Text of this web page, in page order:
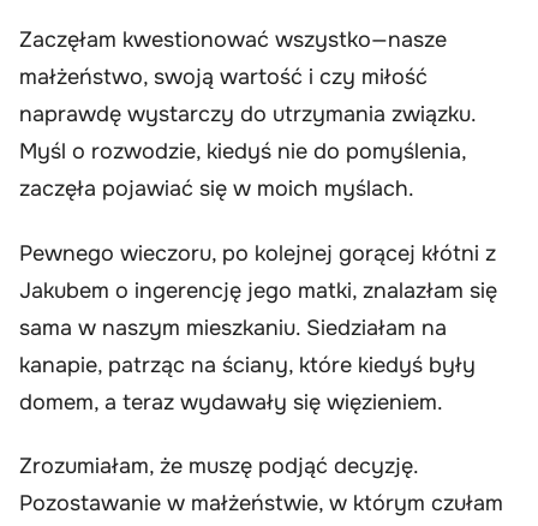
Zaczęłam kwestionować wszystko—nasze
małżeństwo, swoją wartość i czy miłość
naprawdę wystarczy do utrzymania związku.
Myśl o rozwodzie, kiedyś nie do pomyślenia,
zaczęła pojawiać się w moich myślach.
Pewnego wieczoru, po kolejnej gorącej kłótni z
Jakubem o ingerencję jego matki, znalazłam się
sama w naszym mieszkaniu. Siedziałam na
kanapie, patrząc na ściany, które kiedyś były
domem, a teraz wydawały się więzieniem.
Zrozumiałam, że muszę podjąć decyzję.
Pozostawanie w małżeństwie, w którym czułam